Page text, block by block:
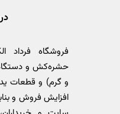
فروشگاه
حشره‌کش و
و گرم) و قطعات
افزایش فروش و